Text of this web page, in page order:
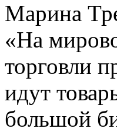
Марина
«На
торговли
идут
большой